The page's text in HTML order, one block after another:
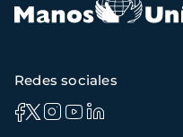
Redes sociales